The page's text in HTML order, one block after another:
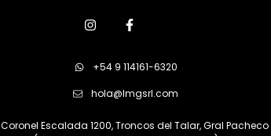
+54 9 114161-6320
hola@lmgsrl.com
Coronel Escalada 1200, Troncos del Talar, Gral Pacheco